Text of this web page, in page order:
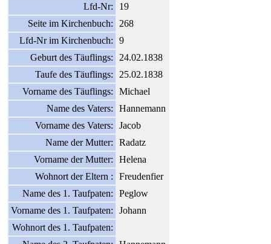
Lfd-Nr:
19
Seite im Kirchenbuch:
268
Lfd-Nr im Kirchenbuch:
9
Geburt des Täuflings:
24.02.1838
Taufe des Täuflings:
25.02.1838
Vorname des Täuflings:
Michael
Name des Vaters:
Hannemann
Vorname des Vaters:
Jacob
Name der Mutter:
Radatz
Vorname der Mutter:
Helena
Wohnort der Eltern :
Freudenfier
Name des 1. Taufpaten:
Peglow
Vorname des 1. Taufpaten:
Johann
Wohnort des 1. Taufpaten: